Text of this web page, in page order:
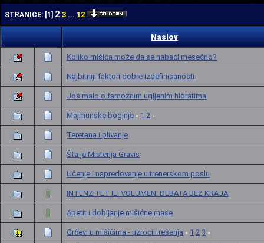
STRANICE: [1 ] 2 3 ... 12
Naslov
Koliko mišića može da se nabaci mesečno?
Najbitniji faktori dobre izdefinisanosti
Još malo o famoznim ugljenim hidratima
Majmunske boginje « 1 2 »
Teretana i plivanje
Šta je Misterija Gravis
Učenje i napredovanje u trenerskom poslu
INTENZITET ILI VOLUMEN: DEBATA BEZ KRAJA
Apetit i dobijanje mišićne mase
Grčevi u mišićima - uzroci i rešenja « 1 2 3 »